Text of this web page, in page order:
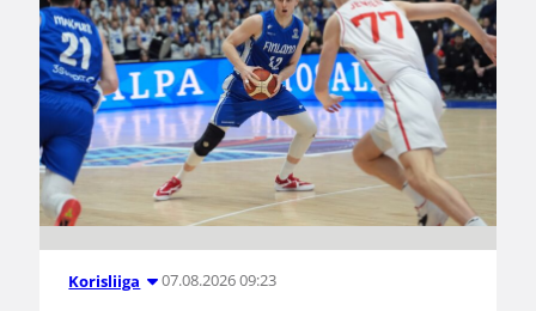
Korisliiga 07.08.2026 09:23